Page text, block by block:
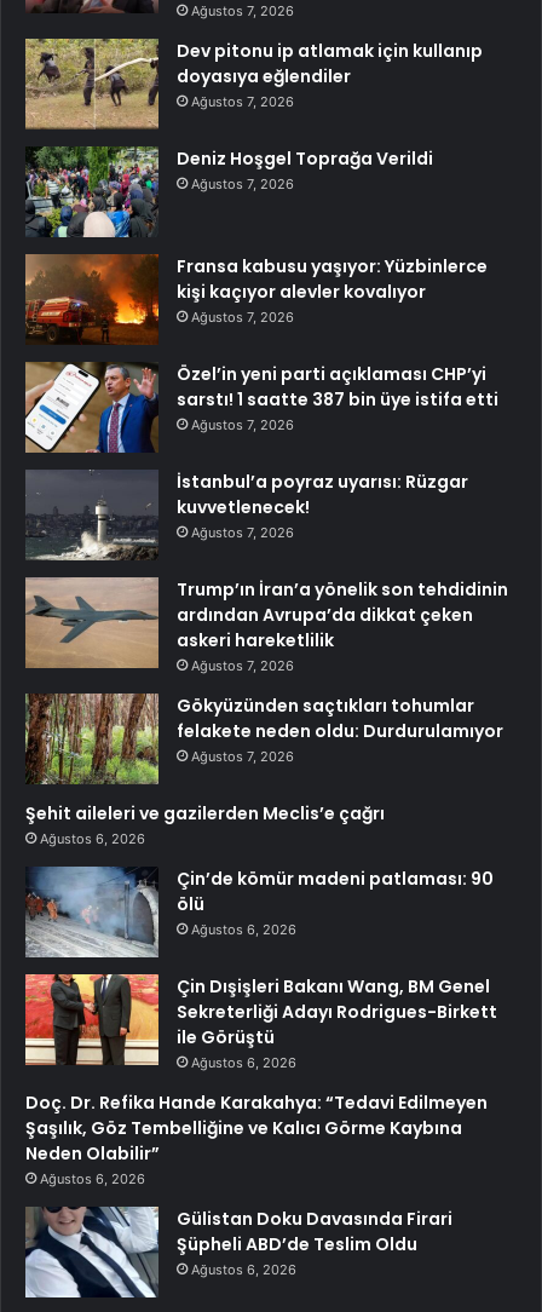
Ağustos 7, 2026
Dev pitonu ip atlamak için kullanıp
doyasıya eğlendiler
Ağustos 7, 2026
Deniz Hoşgel Toprağa Verildi
Ağustos 7, 2026
Fransa kabusu yaşıyor: Yüzbinlerce
kişi kaçıyor alevler kovalıyor
Ağustos 7, 2026
Özel’in yeni parti açıklaması CHP’yi
sarstı! 1 saatte 387 bin üye istifa etti
Ağustos 7, 2026
İstanbul’a poyraz uyarısı: Rüzgar
kuvvetlenecek!
Ağustos 7, 2026
Trump’ın İran’a yönelik son tehdidinin
ardından Avrupa’da dikkat çeken
askeri hareketlilik
Ağustos 7, 2026
Gökyüzünden saçtıkları tohumlar
felakete neden oldu: Durdurulamıyor
Ağustos 7, 2026
Şehit aileleri ve gazilerden Meclis’e çağrı
Ağustos 6, 2026
Çin’de kömür madeni patlaması: 90
ölü
Ağustos 6, 2026
Çin Dışişleri Bakanı Wang, BM Genel
Sekreterliği Adayı Rodrigues-Birkett
ile Görüştü
Ağustos 6, 2026
Doç. Dr. Refika Hande Karakahya: “Tedavi Edilmeyen
Şaşılık, Göz Tembelliğine ve Kalıcı Görme Kaybına
Neden Olabilir”
Ağustos 6, 2026
Gülistan Doku Davasında Firari
Şüpheli ABD’de Teslim Oldu
Ağustos 6, 2026